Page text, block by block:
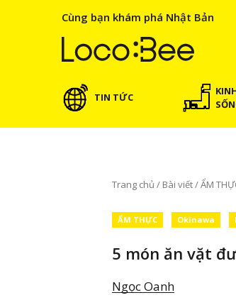
Cùng bạn khám phá Nhật Bản
TIN TỨC
Trang chủ / Bài viết/ẨM
ẨM THỰC Okinawa
5 món ăn vặt
Ngọc Oanh